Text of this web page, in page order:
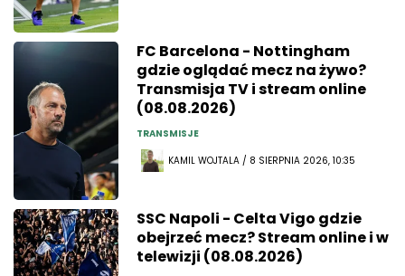
FC Barcelona - Nottingham
gdzie oglądać mecz na żywo?
Transmisja TV i stream online
(08.08.2026)
TRANSMISJE
KAMIL WOJTALA / 8 SIERPNIA 2026, 10:35
SSC Napoli - Celta Vigo gdzie
obejrzeć mecz? Stream online i w
telewizji (08.08.2026)